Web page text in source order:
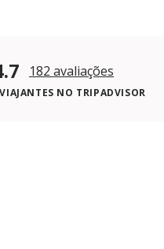
182 avaliações
NO TRIPADVISOR